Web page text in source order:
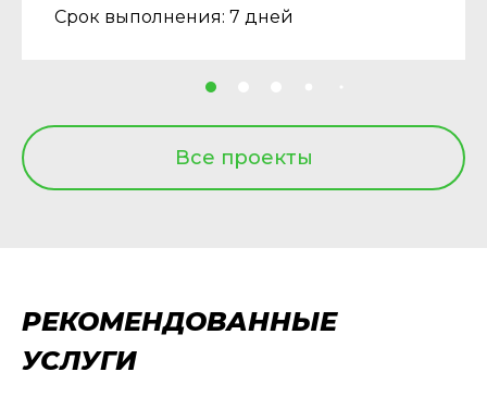
Срок выполнения: 7 дней
Все проекты
РЕКОМЕНДОВАННЫЕ
УСЛУГИ